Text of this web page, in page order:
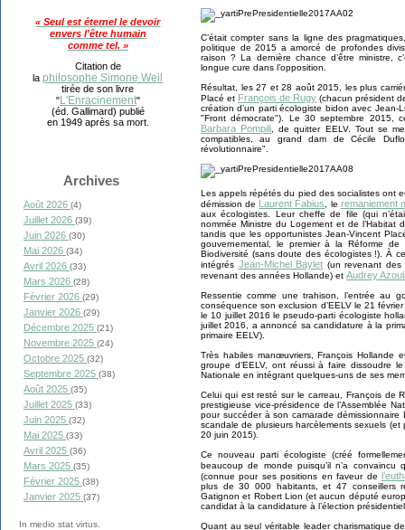
« Seul est éternel le devoir
envers l'être humain
comme tel. »
Citation de
laphilosophe Simone Weil
tirée de son livre
"L'Enracinement"
(éd. Gallimard) publié
en 1949 après sa mort.
Archives
Août 2026 (4)
Juillet 2026 (39)
Juin 2026 (30)
Mai 2026 (34)
Avril 2026 (33)
Mars 2026 (28)
Février 2026 (29)
Janvier 2026 (29)
Décembre 2025 (21)
Novembre 2025 (24)
Octobre 2025 (32)
Septembre 2025 (38)
Août 2025 (35)
Juillet 2025 (33)
Juin 2025 (32)
Mai 2025 (33)
Avril 2025 (36)
Mars 2025 (35)
Février 2025 (38)
Janvier 2025 (37)
In medio stat virtus.
C’était compter sans la ligne des
politique de 2015 a amorcé de profondes
raison ? La dernière chance d’être ministre,
longue cure dans l’opposition.
Résultat, les 27 et 28 août 2015, les plus
Placé et François de Rugy (chacun président
création d’un parti écologiste bidon avec
"Front démocrate"). Le 30 septembre 2015,
Barbara Pompili, de quitter EELV. Tout se
compatibles, au grand dam de Cécile
révolutionnaire".
Les appels répétés du pied des socialistes ont
démission de
Laurent Fabius, le remaniement
aux écologistes. Leur cheffe de file (qui
nommée Ministre du Logement et de l’Habitat
tandis que les opportunistes Jean-Vincent
gouvernemental, le premier à la Réforme
Biodiversité (sans doute des écologistes !). À
intégrés Jean-Michel Baylet (un revenant des
revenant des années Hollande) et Audrey
Ressentie comme une trahison, l’entrée au
conséquence son exclusion d’EELV le 21
le 10 juillet 2016 le pseudo-parti écologiste
juillet 2016, a annoncé sa candidature à la
primaire EELV).
Très habiles manœuvriers, François Hollande
groupe d’EELV, ont réussi à faire dissoudre
Nationale en intégrant quelques-uns de ses
Celui qui est resté sur le carreau, François de
prestigieuse vice-présidence de l’Assemblée
pour succéder à son camarade
scandale de plusieurs harcèlements sexuels (et
20 juin 2015).
Ce nouveau parti écologiste (créé
beaucoup de monde puisqu’il n’a
(connue pour ses positions en faveur de
plus de 30 000 habitants, et 47 conseillers
Gatignon et Robert Lion (et aucun député
candidat à la candidature à l’élection
Quant au seul véritable leader charismatique